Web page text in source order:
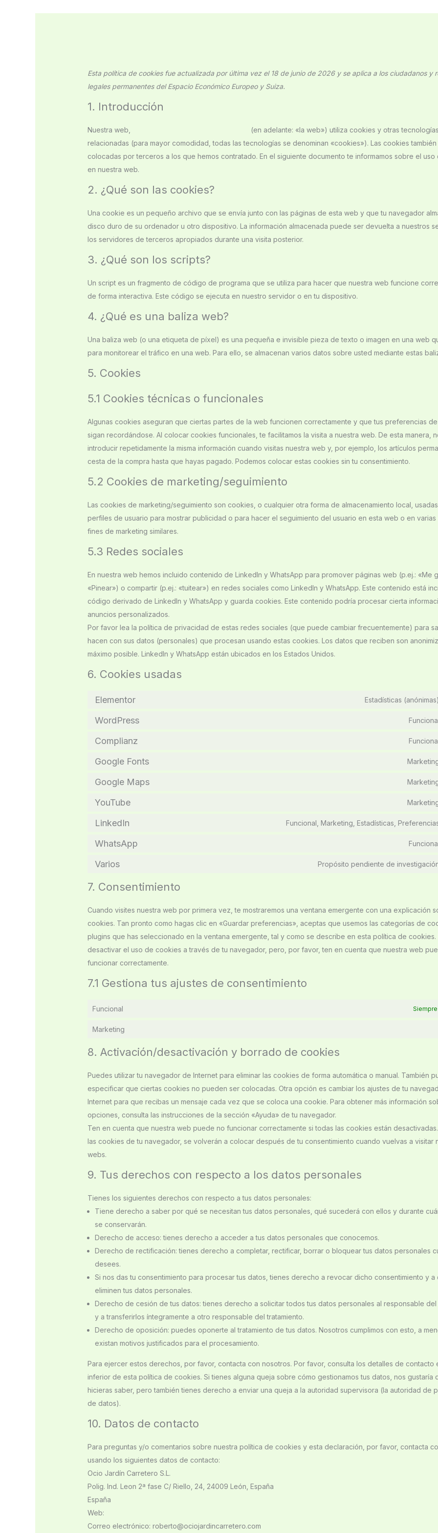
Esta política de cookies fue actualizada por última vez el 18 de junio de 2026 y se aplica a los ciudadanos y
legales permanentes del Espacio Económico Europeo y Suiza.
1. Introducción
Nuestra web,
(en adelante: «la web») utiliza cookies y otras tecnologías
relacionadas (para mayor comodidad, todas las tecnologías se denominan «cookies»). Las cookies también
colocadas por terceros a los que hemos contratado. En el siguiente documento te informamos sobre el
en nuestra web.
2. ¿Qué son las cookies?
Una cookie es un pequeño archivo que se envía junto con las páginas de esta web y que tu navegador
disco duro de su ordenador u otro dispositivo. La información almacenada puede ser devuelta a nuestros
los servidores de terceros apropiados durante una visita posterior.
3. ¿Qué son los scripts?
Un script es un fragmento de código de programa que se utiliza para hacer que nuestra web funcione
de forma interactiva. Este código se ejecuta en nuestro servidor o en tu dispositivo.
4. ¿Qué es una baliza web?
Una baliza web (o una etiqueta de píxel) es una pequeña e invisible pieza de texto o imagen en una web
para monitorear el tráfico en una web. Para ello, se almacenan varios datos sobre usted mediante estas
5. Cookies
5.1 Cookies técnicas o funcionales
Algunas cookies aseguran que ciertas partes de la web funcionen correctamente y que tus preferencias
sigan recordándose. Al colocar cookies funcionales, te facilitamos la visita a nuestra web. De esta manera,
introducir repetidamente la misma información cuando visitas nuestra web y, por ejemplo, los artículos
cesta de la compra hasta que hayas pagado. Podemos colocar estas cookies sin tu consentimiento.
5.2 Cookies de marketing/seguimiento
Las cookies de marketing/seguimiento son cookies, o cualquier otra forma de almacenamiento local,
perfiles de usuario para mostrar publicidad o para hacer el seguimiento del usuario en esta web o en
fines de marketing similares.
5.3 Redes sociales
En nuestra web hemos incluido contenido de LinkedIn y WhatsApp para promover páginas web (p.ej.: «Me
«Pinear») o compartir (p.ej.: «tuitear») en redes sociales como LinkedIn y WhatsApp. Este contenido está
código derivado de LinkedIn y WhatsApp y guarda cookies. Este contenido podría procesar cierta
anuncios personalizados.
Por favor lea la política de privacidad de estas redes sociales (que puede cambiar frecuentemente) para
hacen con sus datos (personales) que procesan usando estas cookies. Los datos que reciben son
máximo posible. LinkedIn y WhatsApp están ubicados en los Estados Unidos.
6. Cookies usadas
Elementor Estadísticas (anónimas)
WordPress
Complianz
Google Fonts
Google Maps
YouTube
LinkedIn Funcional, Marketing, Estadísticas,
WhatsApp
Varios Propósito pendiente de
7. Consentimiento
Cuando visites nuestra web por primera vez, te mostraremos una ventana emergente con una explicación
cookies. Tan pronto como hagas clic en «Guardar preferencias», aceptas que usemos las categorías de
plugins que has seleccionado en la ventana emergente, tal y como se describe en esta política de cookies.
desactivar el uso de cookies a través de tu navegador, pero, por favor, ten en cuenta que nuestra web
funcionar correctamente.
7.1 Gestiona tus ajustes de consentimiento
Funcional
Marketing
8. Activación/desactivación y borrado de cookies
Puedes utilizar tu navegador de Internet para eliminar las cookies de forma automática o manual. También
especificar que ciertas cookies no pueden ser colocadas. Otra opción es cambiar los ajustes de tu
Internet para que recibas un mensaje cada vez que se coloca una cookie. Para obtener más información
opciones, consulta las instrucciones de la sección «Ayuda» de tu navegador.
Ten en cuenta que nuestra web puede no funcionar correctamente si todas las cookies están
las cookies de tu navegador, se volverán a colocar después de tu consentimiento cuando vuelvas a visitar
webs.
9. Tus derechos con respecto a los datos personales
Tienes los siguientes derechos con respecto a tus datos personales:
Tiene derecho a saber por qué se necesitan tus datos personales, qué sucederá con ellos y durante
se conservarán.
Derecho de acceso: tienes derecho a acceder a tus datos personales que conocemos.
Derecho de rectificación: tienes derecho a completar, rectificar, borrar o bloquear tus datos personales
desees.
Si nos das tu consentimiento para procesar tus datos, tienes derecho a revocar dicho consentimiento y a
eliminen tus datos personales.
Derecho de cesión de tus datos: tienes derecho a solicitar todos tus datos personales al responsable del
y a transferirlos íntegramente a otro responsable del tratamiento.
Derecho de oposición: puedes oponerte al tratamiento de tus datos. Nosotros cumplimos con esto, a
existan motivos justificados para el procesamiento.
Para ejercer estos derechos, por favor, contacta con nosotros. Por favor, consulta los detalles de contacto
inferior de esta política de cookies. Si tienes alguna queja sobre cómo gestionamos tus datos, nos gustaría
hicieras saber, pero también tienes derecho a enviar una queja a la autoridad supervisora (la autoridad de
de datos).
10. Datos de contacto
Para preguntas y/o comentarios sobre nuestra política de cookies y esta declaración, por favor, contacta
usando los siguientes datos de contacto:
Ocio Jardín Carretero S.L.
Polig. Ind. Leon 2ª fase C/ Riello, 24, 24009 León, España
España
Web:
Correo electrónico: roberto@ociojardincarretero.com